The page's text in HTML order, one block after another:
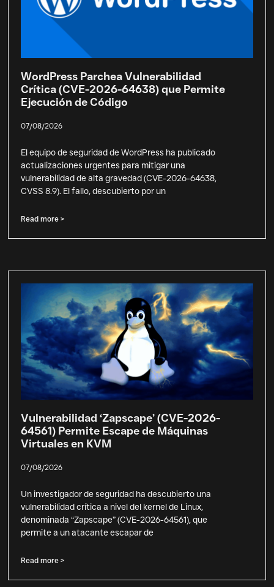
WordPress Parchea Vulnerabilidad
Crítica (CVE-2026-64638) que Permite
Ejecución de Código
07/08/2026
El equipo de seguridad de WordPress ha publicado
actualizaciones urgentes para mitigar una
vulnerabilidad de alta gravedad (CVE-2026-64638,
CVSS 8.9). El fallo, descubierto por un
Read more >
Vulnerabilidad ‘Zapscape’ (CVE-2026-
64561) Permite Escape de Máquinas
Virtuales en KVM
07/08/2026
Un investigador de seguridad ha descubierto una
vulnerabilidad crítica a nivel del kernel de Linux,
denominada “Zapscape” (CVE-2026-64561), que
permite a un atacante escapar de
Read more >